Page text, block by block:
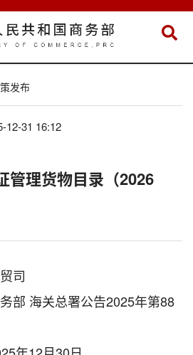
发布
12-31 16:12
管理货物目录（2026
司
务部 海关总署公告2025年第88